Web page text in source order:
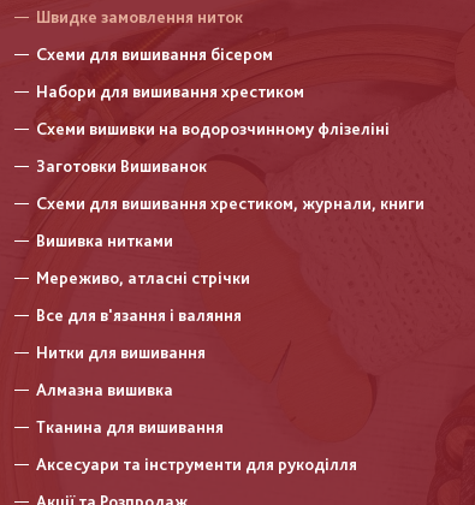
Швидке замовлення ниток
Схеми для вишивання бісером
Набори для вишивання хрестиком
Схеми вишивки на водорозчинному флізеліні
Заготовки Вишиванок
Схеми для вишивання хрестиком, журнали, книги
Вишивка нитками
Мереживо, атласні стрічки
Все для в'язання і валяння
Нитки для вишивання
Алмазна вишивка
Тканина для вишивання
Аксесуари та інструменти для рукоділля